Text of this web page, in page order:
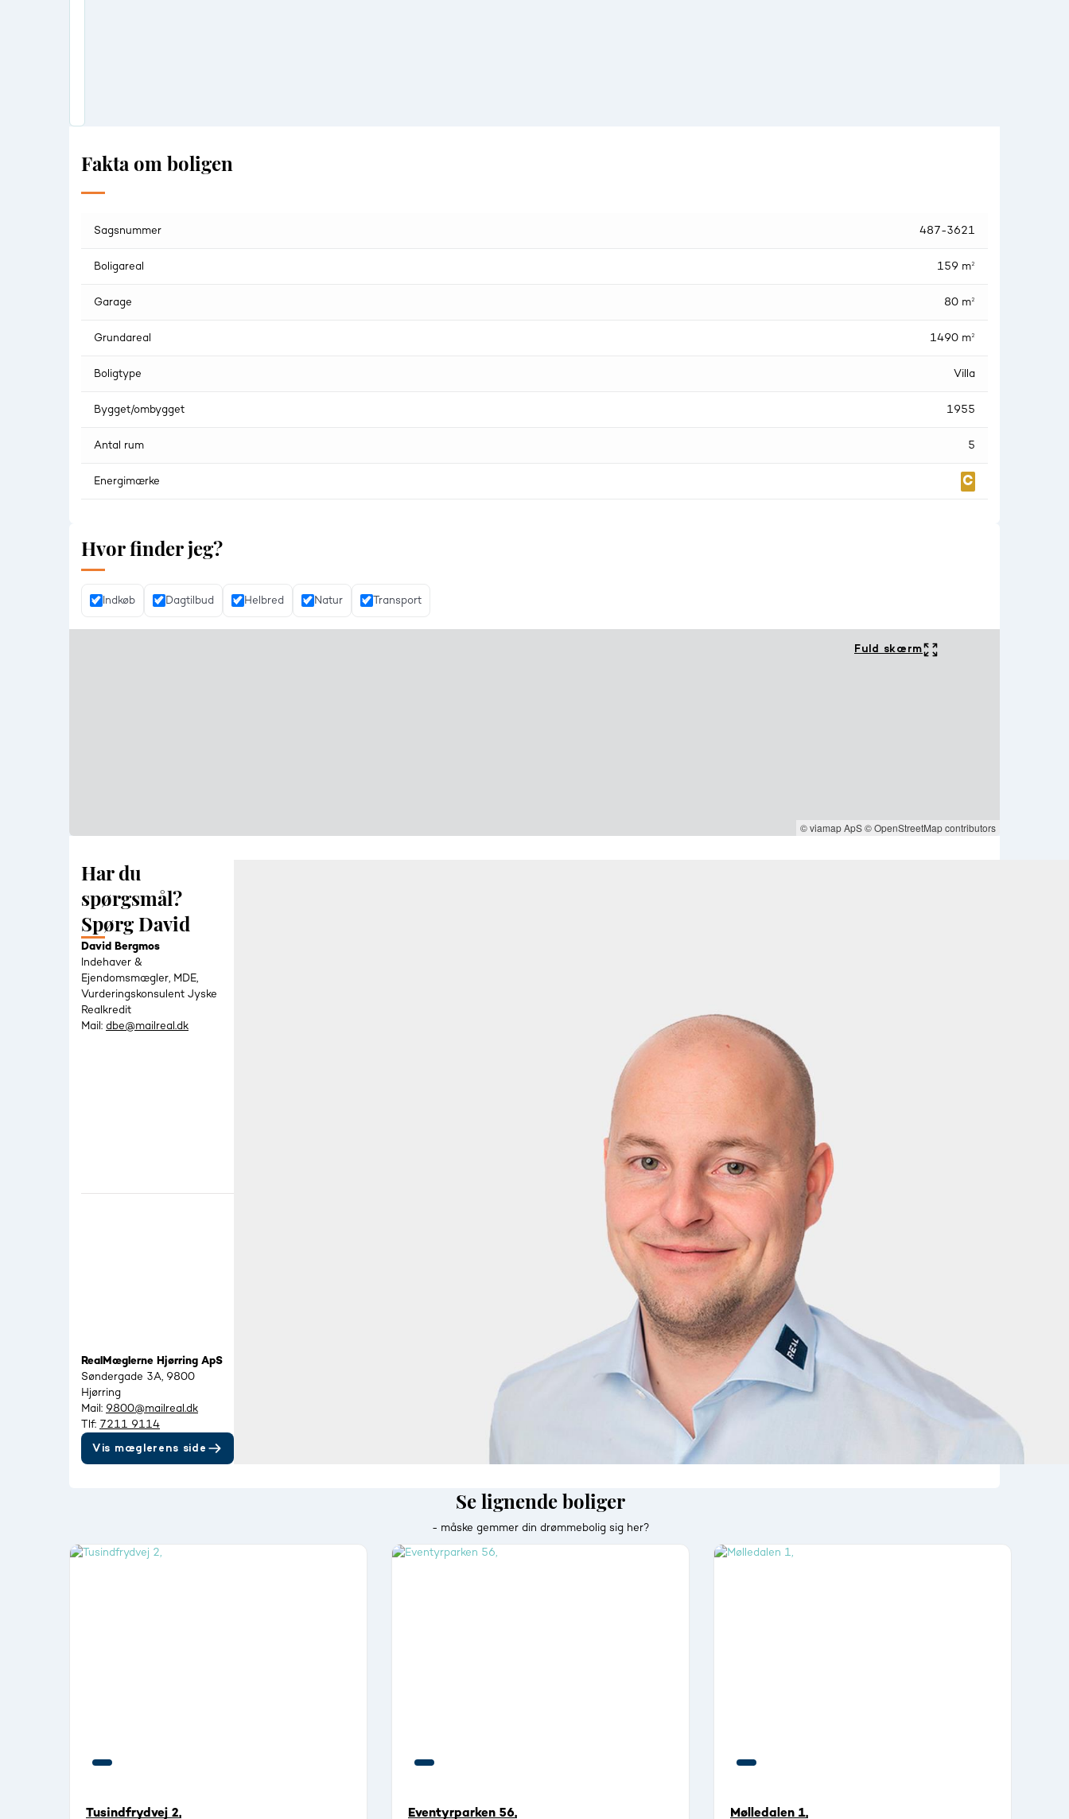
Fakta om boligen
Sagsnummer 487-3621
Boligareal 159 m²
Garage 80 m²
Grundareal 1490 m²
Boligtype Villa
Bygget/ombygget 1955
Antal rum 5
Energimærke
Hvor finder jeg?
Indkøb Dagtilbud Helbred Natur Transport
Fuld skærm
© viamap ApS© OpenStreetMap contributors
Har du
spørgsmål?
Spørg David
David Bergmos
Indehaver &
Ejendomsmægler, MDE,
Vurderingskonsulent Jyske
Realkredit
Mail: dbe@mailreal.dk
RealMæglerne Hjørring ApS
Søndergade 3A, 9800
Hjørring
Mail: 9800@mailreal.dk
Tlf: 7211 9114
Vis mæglerens side
Se lignende boliger
- måske gemmer din drømmebolig sig her?
Tusindfrydvej 2, Eventyrparken 56, Mølledalen 1,